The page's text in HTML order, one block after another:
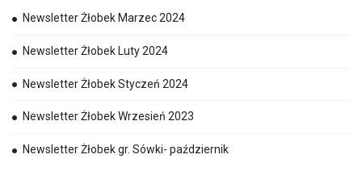
Newsletter Żłobek Marzec 2024
Newsletter Żłobek Luty 2024
Newsletter Żłobek Styczeń 2024
Newsletter Żłobek Wrzesień 2023
Newsletter Żłobek gr. Sówki- październik